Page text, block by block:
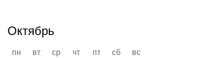
Октябрь
пн вт ср чт пт сб
вс